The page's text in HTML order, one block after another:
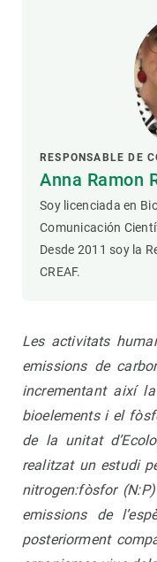
RESPONSABLE DE
Anna Ramon
Soy licenciada en
Comunicación
Desde 2011 soy la
CREAF.
Les activitats
emissions de
incrementant així
bioelements i el
de la unitat
realitzat un estudi
nitrogen:fòsfor
emissions de
posteriorment